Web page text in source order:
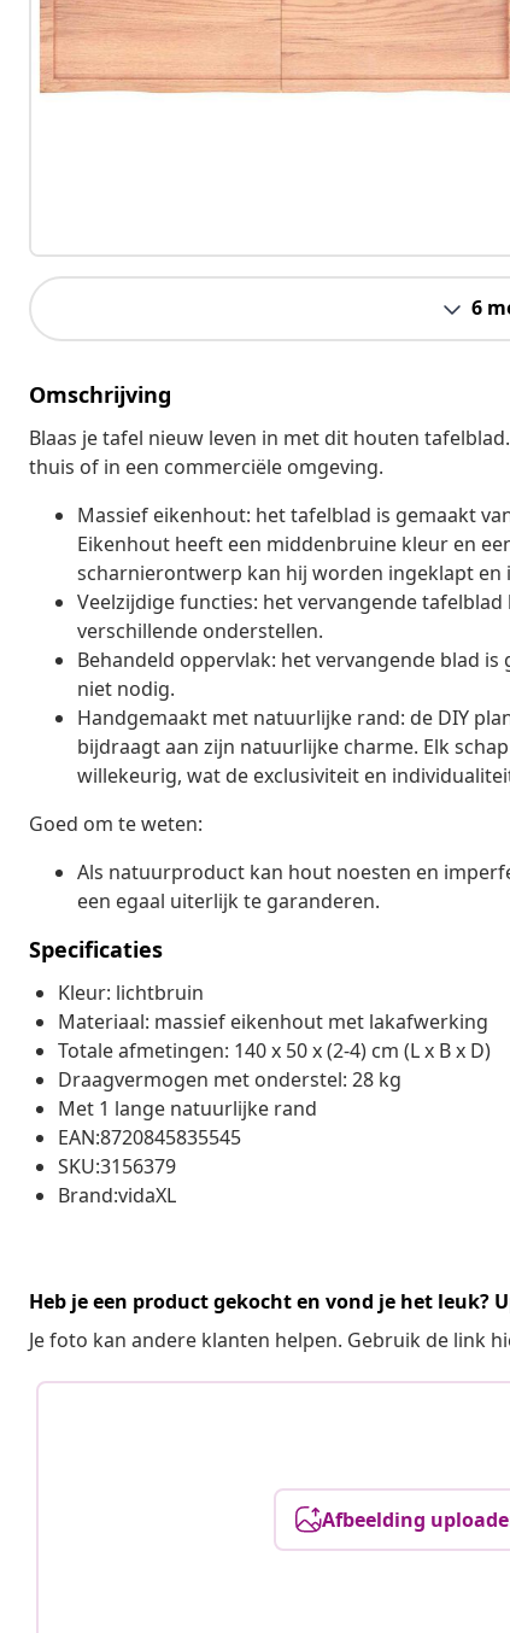
6
Omschrijving
Blaas je tafel nieuw leven in met dit houten
thuis of in een commerciële omgeving.
Massief eikenhout: het tafelblad is gemaakt
Eikenhout heeft een middenbruine kleur en
scharnierontwerp kan hij worden ingeklapt
Veelzijdige functies: het vervangende
verschillende onderstellen.
Behandeld oppervlak: het vervangende blad
niet nodig.
Handgemaakt met natuurlijke rand: de DIY
bijdraagt aan zijn natuurlijke charme. Elk
willekeurig, wat de exclusiviteit en
Goed om te weten:
Als natuurproduct kan hout noesten en
een egaal uiterlijk te garanderen.
Specificaties
Kleur: lichtbruin
Materiaal: massief eikenhout met lakafwerking
Totale afmetingen: 140 x 50 x (2-4) cm (L x B x D)
Draagvermogen met onderstel: 28 kg
Met 1 lange natuurlijke rand
EAN:8720845835545
SKU:3156379
Brand:vidaXL
Heb je een product gekocht en vond je het leuk?
Je foto kan andere klanten helpen. Gebruik de link
Afbeelding